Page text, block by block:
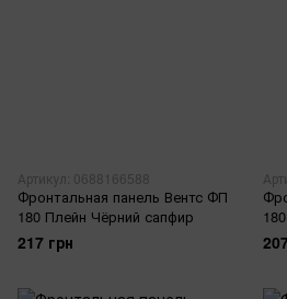
Артикул: 0688166588
Фронтальная панель Вентс ФП
180 Плейн Чёрний сапфир
217 грн